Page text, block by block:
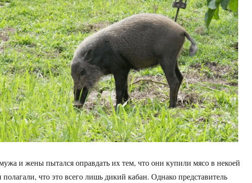
и жены пытался оправдать их тем, что они купили мясо в некоей
полагали, что это всего лишь дикий кабан. Однако представитель